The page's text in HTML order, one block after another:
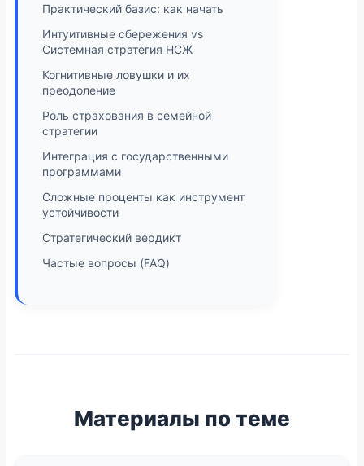
Практический базис: как начать
Интуитивные сбережения vs
Системная стратегия НСЖ
Когнитивные ловушки и их
преодоление
Роль страхования в семейной
стратегии
Интеграция с государственными
программами
Сложные проценты как инструмент
устойчивости
Стратегический вердикт
Частые вопросы (FAQ)
Материалы по теме